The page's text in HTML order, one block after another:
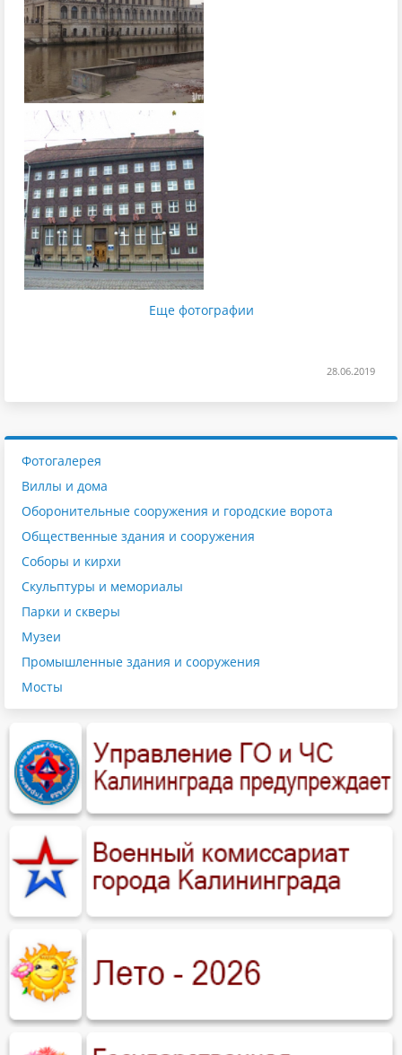
Еще фотографии
28.06.2019
Фотогалерея
Виллы и дома
Оборонительные сооружения и городские ворота
Общественные здания и сооружения
Соборы и кирхи
Скульптуры и мемориалы
Парки и скверы
Музеи
Промышленные здания и сооружения
Мосты